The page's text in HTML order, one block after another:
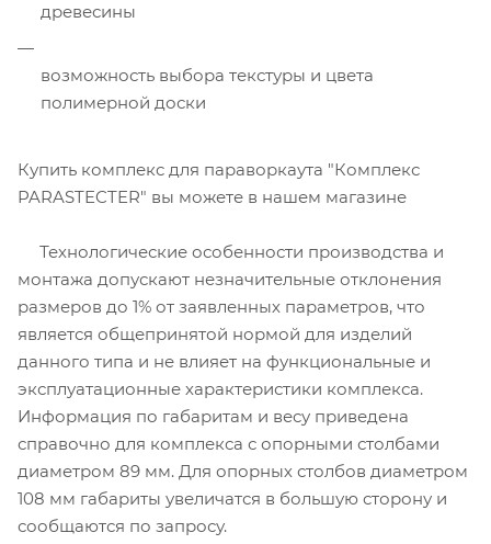
древесины
возможность выбора текстуры и цвета
полимерной доски
Купить комплекс для параворкаута "Комплекс
PARASTECTER" вы можете в нашем магазине
Технологические особенности производства и
монтажа допускают незначительные отклонения
размеров до 1% от заявленных параметров, что
является общепринятой нормой для изделий
данного типа и не влияет на функциональные и
эксплуатационные характеристики комплекса.
Информация по габаритам и весу приведена
справочно для комплекса с опорными столбами
диаметром 89 мм. Для опорных столбов диаметром
108 мм габариты увеличатся в большую сторону и
сообщаются по запросу.